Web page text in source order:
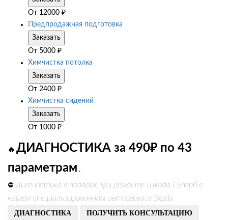
От 12000 ₽
Предпродажная подготовка
Заказать
От 5000 ₽
Химчистка потолка
Заказать
От 2400 ₽
Химчистка сидений
Заказать
От 1000 ₽
🔥 ДИАГНОСТИКА за 490₽ по 43
параметрам .
⛔ Диагностика в подарок при ремонте Шкода Суперб в
нашем специализированном автосервисе Skoda
ДИАГНОСТИКА ПОЛУЧИТЬ КОНСУЛЬТАЦИЮ